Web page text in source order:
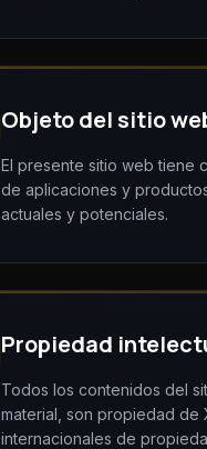
Objeto del sitio
El presente sitio web tiene
de aplicaciones y
actuales y potenciales.
Propiedad
Todos los contenidos del
material, son propiedad de
internacionales de